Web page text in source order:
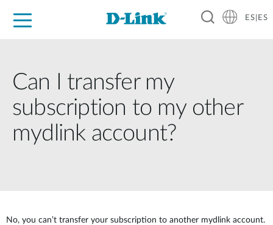
ES|ES
Can I transfer my
subscription to my other
mydlink account?
No, you can’t transfer your subscription to another mydlink account.